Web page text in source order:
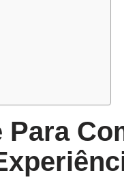
Para